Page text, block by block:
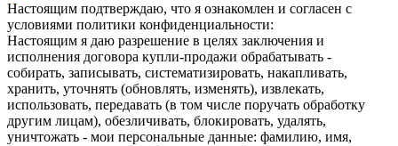
Настоящим подтверждаю, что я ознакомлен и согласен с
условиями политики конфиденциальности:
Настоящим я даю разрешение в целях заключения и
исполнения договора купли-продажи обрабатывать -
собирать, записывать, систематизировать, накапливать,
хранить, уточнять (обновлять, изменять), извлекать,
использовать, передавать (в том числе поручать обработку
другим лицам), обезличивать, блокировать, удалять,
уничтожать - мои персональные данные: фамилию, имя,